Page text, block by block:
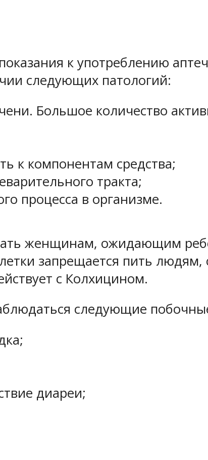
к употреблению
следующих патологий:
Большое количество
к компонентам средства;
тракта;
процесса в организме.
женщинам, ожидающим
запрещается пить
с Колхицином.
следующие
диареи;